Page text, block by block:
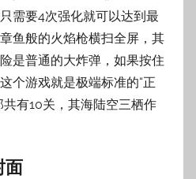
需要4次强化就可以达到最
鱼般的火焰枪横扫全屏，其
是普通的大炸弹，如果按住
个游戏就是极端标准的“正
有10关，其海陆空三栖作
面